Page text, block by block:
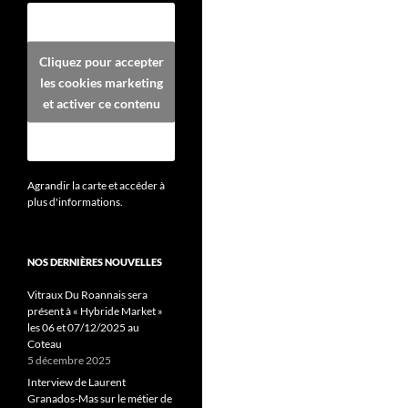
Cliquez pour accepter
les cookies marketing
et activer ce contenu
Agrandir la carte et accéder à
plus d'informations.
NOS DERNIÈRES NOUVELLES
Vitraux Du Roannais sera
présent à « Hybride Market »
les 06 et 07/12/2025 au
Coteau
5 décembre 2025
Interview de Laurent
Granados-Mas sur le métier de